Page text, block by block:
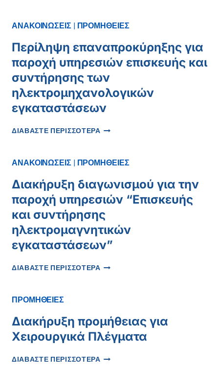
ΓΙΑ
“ΣΕΤ
ΑΥΤΌΛΟΓΩΝ
ΑΥΞΗΤΙΚΏΝ
ΠΑΡΑΓΌΝΤΩΝ
ΜΕ
ΣΥΝΟΔΌ
ΕΞΟΠΛΙΣΜΌ
ΓΙΑ
ΑΡΘΡΙΚΟΎ
ΑΝΑΚΟΙΝΩΣΕΙΣ| ΠΡΟΜΗΘΕΙΕΣ
Περίληψη επαναπροκύρηξης για
παροχή υπηρεσιών επισκευής και
συντήρησης των
ηλεκτρομηχανολογικών
εγκαταστάσεων
ΔΙΑΒΑΣΤΕ ΠΕΡΙΣΣΟΤΕΡΑ ΠΕΡΊΛΗΨΗ
ΠΑΡΟΧΉ
ΕΠΙΣΚΕΥΉΣ
ΚΑΙ
ΣΥΝΤΉΡΗΣΗΣ
ΤΩΝ
ΗΛΕΚΤΡΟΜΗΧΑΝΟΛΟΓΙΚΏΝ
ΕΓΚΑΤΑΣΤΆΣΕΩΝ
ΑΝΑΚΟΙΝΩΣΕΙΣ| ΠΡΟΜΗΘΕΙΕΣ
Διακήρυξη διαγωνισμού για την
παροχή υπηρεσιών “Επισκευής
και συντήρησης
ηλεκτρομαγνητικών
εγκαταστάσεων”
ΔΙΑΒΑΣΤΕ ΠΕΡΙΣΣΟΤΕΡΑ ΔΙΑΚΉΡΥΞΗ
ΥΠΗΡΕΣΙΏΝ
“ΕΠΙΣΚΕΥΉΣ
ΚΑΙ
ΗΛΕΚΤΡΟΜΑΓΝΗΤΙΚΏΝ
ΠΡΟΜΗΘΕΙΕΣ
Διακήρυξη προμήθειας για
Χειρουργικά Πλέγματα
ΔΙΑΒΑΣΤΕ ΠΕΡΙΣΣΟΤΕΡΑ ΔΙΑΚΉΡΥΞΗ